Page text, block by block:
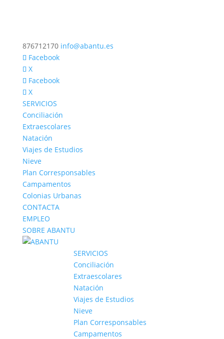
876712170 info@abantu.es
Facebook
X
Facebook
X
SERVICIOS
Conciliación
Extraescolares
Natación
Viajes de Estudios
Nieve
Plan Corresponsables
Campamentos
Colonias Urbanas
CONTACTA
EMPLEO
SOBRE ABANTU
SERVICIOS
Conciliación
Extraescolares
Natación
Viajes de Estudios
Nieve
Plan Corresponsables
Campamentos